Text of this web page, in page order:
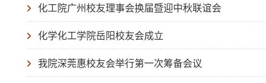
化工院广州校友理事会换届暨迎中秋联谊会
化学化工学院岳阳校友会成立
我院深莞惠校友会举行第一次筹备会议